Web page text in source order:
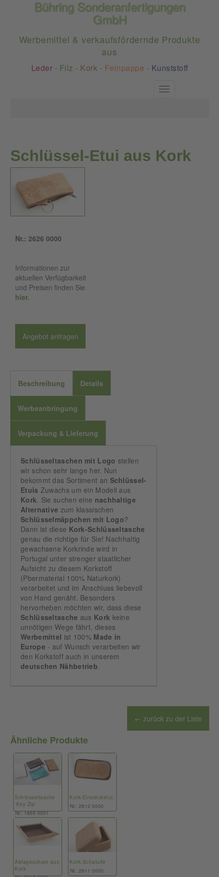
Bühring Sonderanfertigungen
GmbH
Werbemittel & verkaufsfördernde Produkte
aus
Leder - Filz - Kork - Feinpappe - Kunststoff
Toggle
Schlüssel-Etui aus Kork
Nr.: 2626 0000
Informationen zur
aktuellen Verfügbarkeit
und Preisen finden Sie
hier.
Angebot anfragen
Beschreibung Details
Werbeanbringung
Verpackung & Lieferung
Schlüsseltaschen mit Logo stellen
wir schon sehr lange her. Nun
bekommt das Sortiment an Schlüssel-
Etuis Zuwachs um ein Modell aus
Kork. Sie suchen eine nachhaltige
Alternative zum klassischen
Schlüsselmäppchen mit Logo?
Dann ist diese Kork-Schlüsseltasche
genau die richtige für Sie! Nachhaltig
gewachsene Korkrinde wird in
Portugal unter strenger staatlicher
Aufsicht zu diesem Korkstoff
(Pbermaterial 100% Naturkork)
verarbeitet und im Anschluss liebevoll
von Hand genäht. Besonders
hervorheben möchten wir, dass diese
Schlüsseltasche aus Kork keine
unnötigen Wege fährt, dieses
Werbemittel ist 100% Made in
Europe - auf Wunsch verarbeiten wir
den Korkstoff auch in unserem
deutschen Nähbetrieb.
← zurück zu der Liste
Ähnliche Produkte
Schlüsseltasche
'Key Zip'
Nr.: 1865 0001
Kork-Einstecketui
Nr.: 2612 0000
Ablageschale aus
Kork
Kork-Schatulle
Nr.: 2611 0000